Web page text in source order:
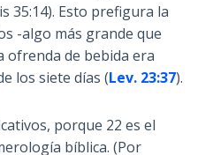
35:14). Esto prefigura la
-algo más grande que
ofrenda de bebida era
los siete días (Lev. 23:37).
porque 22 es el
bíblica. (Por